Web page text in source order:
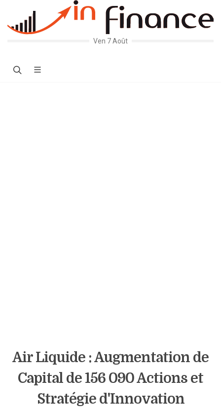
Ven 7 Août
Air Liquide : Augmentation de
Capital de 156 090 Actions et
Stratégie d'Innovation